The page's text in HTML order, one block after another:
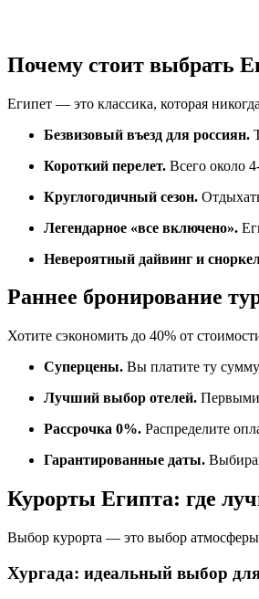
Почему стоит выбрать
Египет — это классика, которая
Безвизовый въезд для россиян.
Короткий перелет. Всего около
Круглогодичный сезон.
Легендарное «все включено».
Невероятный дайвинг и
Раннее бронирование
Хотите сэкономить до 40% от
Суперцены. Вы платите ту
Лучший выбор отелей. Первыми
Рассрочка 0%. Распределите
Гарантированные даты.
Курорты Египта: где
Выбор курорта — это выбор
Хургада: идеальный выбор